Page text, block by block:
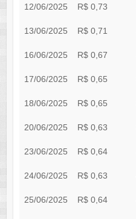
12/06/2025 R$ 0,73
13/06/2025 R$ 0,71
16/06/2025 R$ 0,67
17/06/2025 R$ 0,65
18/06/2025 R$ 0,65
20/06/2025 R$ 0,63
23/06/2025 R$ 0,64
24/06/2025 R$ 0,63
25/06/2025 R$ 0,64